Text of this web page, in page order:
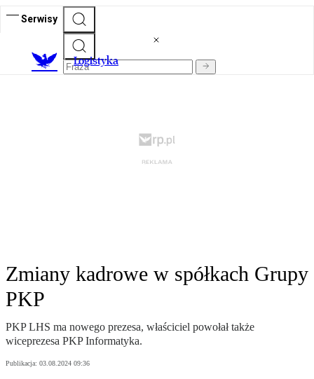
Serwisy
Logistyka
Zmiany kadrowe w spółkach Grupy
PKP
PKP LHS ma nowego prezesa, właściciel powołał także
wiceprezesa PKP Informatyka.
Publikacja: 03.08.2024 09:36